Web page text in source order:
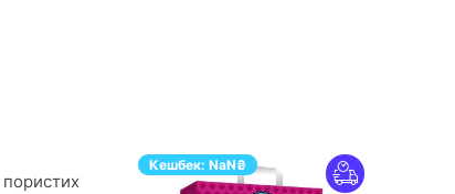
Кешбек: NaN₴